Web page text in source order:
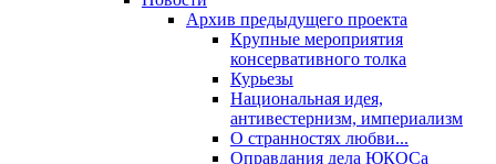
Архив предыдущего проекта
Крупные мероприятия
консервативного толка
Курьезы
Национальная идея,
антивестернизм, империализм
О странностях любви...
Оправдания дела ЮКОСа